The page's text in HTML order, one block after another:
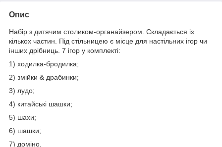
Опис
Набір з дитячим столиком-органайзером. Складається із
кількох частин. Під стільницею є місце для настільних ігор чи
інших дрібниць. 7 ігор у комплекті:
1) ходилка-бродилка;
2) змійки & драбинки;
3) лудо;
4) китайські шашки;
5) шахи;
6) шашки;
7) доміно.